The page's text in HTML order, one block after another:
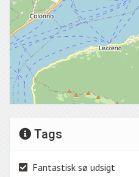
Tags
Fantastisk sø udsigt